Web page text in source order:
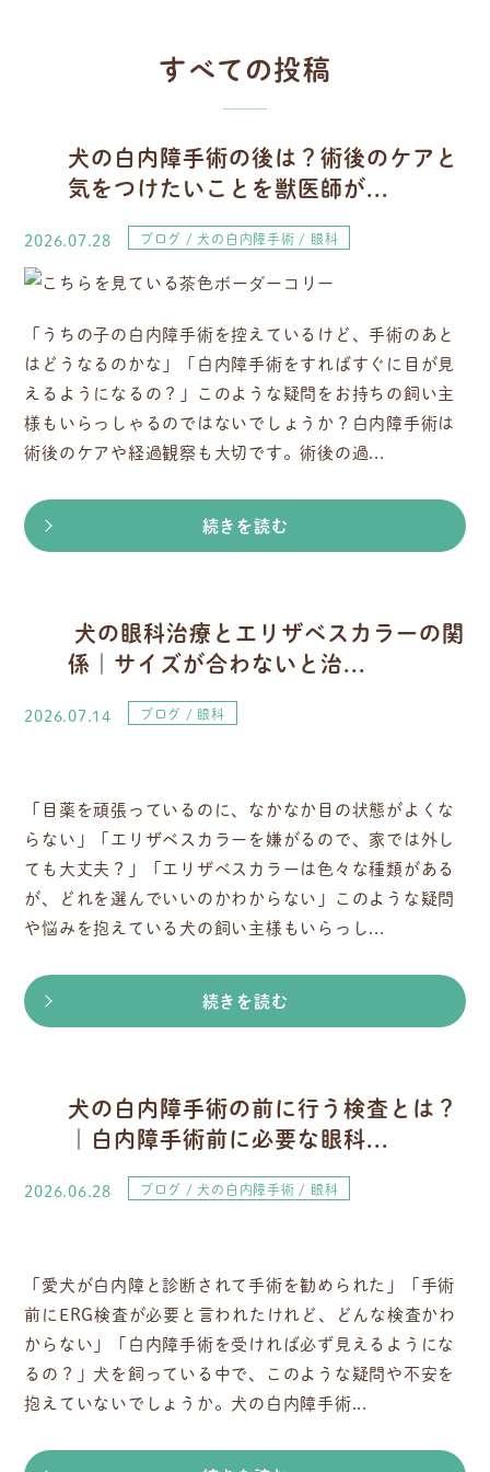
すべての投稿
犬の白内障手術の後は？術後のケアと
気をつけたいことを獣医師が...
2026.07.28 ブログ 犬の白内障手術 眼科
「うちの子の白内障手術を控えているけど、手術のあと
はどうなるのかな」「白内障手術をすればすぐに目が見
えるようになるの？」このような疑問をお持ちの飼い主
様もいらっしゃるのではないでしょうか？白内障手術は
術後のケアや経過観察も大切です。術後の過...
続きを読む
犬の眼科治療とエリザベスカラーの関
係｜サイズが合わないと治...
2026.07.14 ブログ 眼科
「目薬を頑張っているのに、なかなか目の状態がよくな
らない」「エリザベスカラーを嫌がるので、家では外し
ても大丈夫？」「エリザベスカラーは色々な種類がある
が、どれを選んでいいのかわからない」このような疑問
や悩みを抱えている犬の飼い主様もいらっし...
続きを読む
犬の白内障手術の前に行う検査とは？
｜白内障手術前に必要な眼科...
2026.06.28 ブログ 犬の白内障手術 眼科
「愛犬が白内障と診断されて手術を勧められた」「手術
前にERG検査が必要と言われたけれど、どんな検査かわ
からない」「白内障手術を受ければ必ず見えるようにな
るの？」犬を飼っている中で、このような疑問や不安を
抱えていないでしょうか。犬の白内障手術...